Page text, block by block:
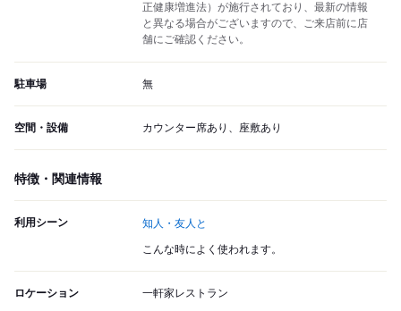
正健康増進法）が施行されており、最新の情報
と異なる場合がございますので、ご来店前に店
舗にご確認ください。
駐車場 無
空間・設備 カウンター席あり、座敷あり
特徴・関連情報
利用シーン 知人・友人と
こんな時によく使われます。
ロケーション 一軒家レストラン